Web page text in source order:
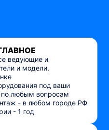
ведующие и
и модели,
под ваши
по любым вопросам
- в любом городе РФ
- 1 год